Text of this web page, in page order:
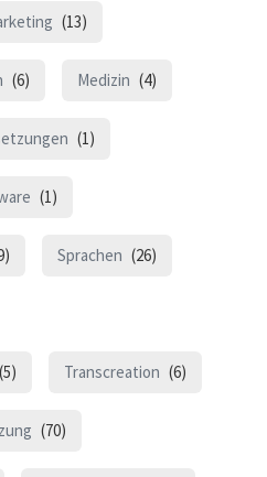
(13)
(6) Medizin (4)
(1)
(1)
Sprachen (26)
(5) Transcreation (6)
(70)